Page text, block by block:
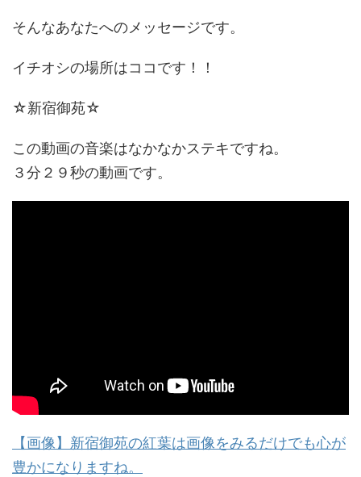
そんなあなたへのメッセージです。
イチオシの場所はココです！！
☆新宿御苑☆
この動画の音楽はなかなかステキですね。
３分２９秒の動画です。
【画像】新宿御苑の紅葉は画像をみるだけでも心が
豊かになりますね。